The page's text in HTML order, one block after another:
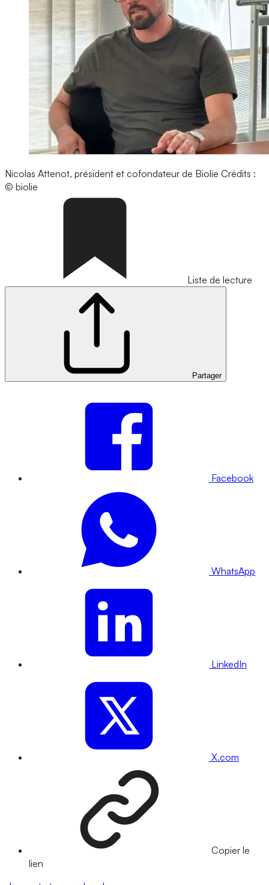
Nicolas Attenot, président et cofondateur de Biolie Crédits :
© biolie
Liste de lecture
Partager
Facebook
WhatsApp
LinkedIn
X.com
Copier le
lien